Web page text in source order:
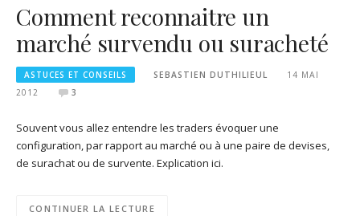
Comment reconnaitre un
marché survendu ou suracheté
ASTUCES ET CONSEILS SEBASTIEN DUTHILIEUL
14 MAI
2012
3
Souvent vous allez entendre les traders évoquer une
configuration, par rapport au marché ou à une paire de devises,
de surachat ou de survente. Explication ici.
CONTINUER LA LECTURE